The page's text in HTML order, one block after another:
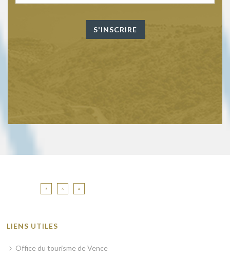
LIENS UTILES
Office du tourisme de Vence